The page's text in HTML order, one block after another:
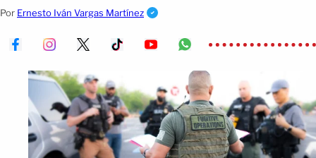
retoma su plan de deportaciones masivas
Por Ernesto Iván Vargas Martínez